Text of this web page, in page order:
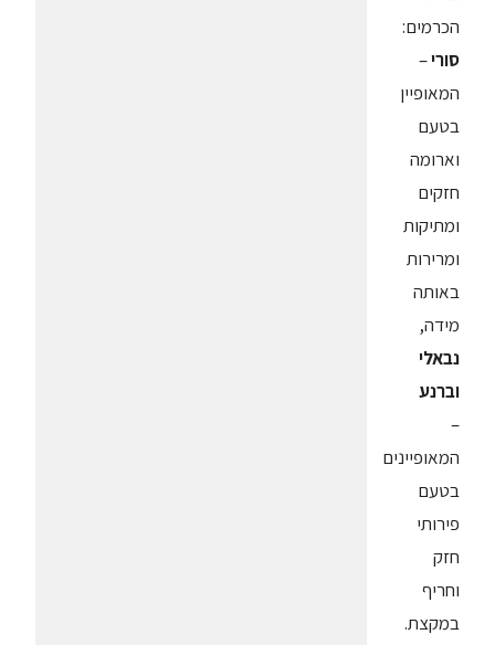
הכרמים:
סורי–
המאופיין
בטעם
וארומה
חזקים
ומתיקות
ומרירות
באותה
מידה,
נבאלי
וברנע
–
המאופיינים
בטעם
פירותי
חזק
וחריף
במקצת.